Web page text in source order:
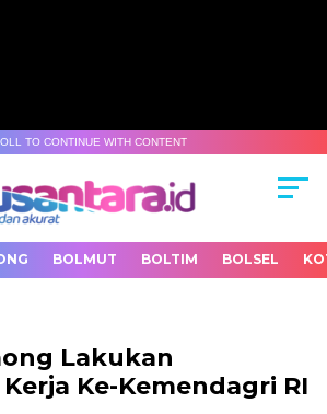
TO CONTINUE WITH CONTENT
BOLMUT BOLTIM BOLSEL
Lakukan
Ke-Kemendagri RI